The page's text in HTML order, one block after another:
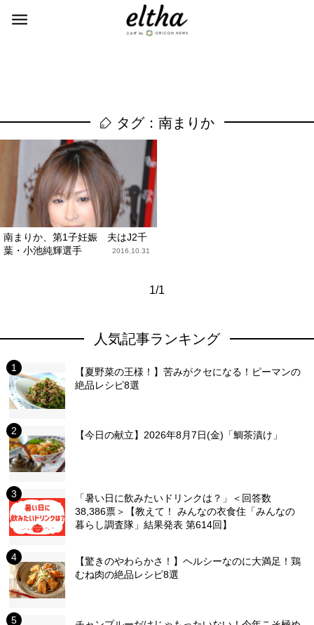
タグ：南まりか
南まりか、第1子妊娠 夫はJ2千
葉・小池純輝選手
2016.10.31
1/1
人気記事ランキング
【夏野菜の王様！】苦みがクセになる！ピーマンの
絶品レシピ8選
【今日の献立】2026年8月7日(金)「鯛茶漬け」
「暑い日に飲みたいドリンクは？」＜回答数
38,386票＞【教えて！ みんなの衣食住「みんなの
暮らし調査隊」結果発表 第614回】
【驚きのやわらかさ！】ヘルシーなのに大満足！鶏
むね肉の絶品レシピ8選